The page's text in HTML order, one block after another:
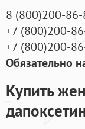
8 (800)200-86-
+7 (800)200-
+7 (800)200-
Обязательно
Купить